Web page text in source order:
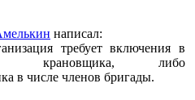
написал:
требует включения в
крановщика, либо
в числе членов бригады.